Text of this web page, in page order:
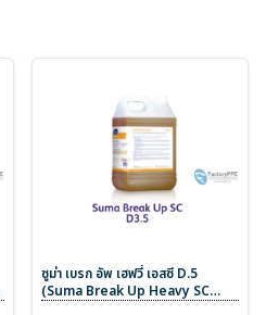
ซูม่า เบรก อัพ เฮฟวี่ เอสซี D.5
(Suma Break Up Heavy SC